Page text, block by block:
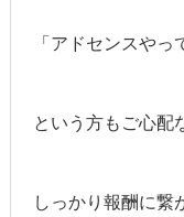
「アドセンスやっ
という方もご心配
しっかり報酬に繋